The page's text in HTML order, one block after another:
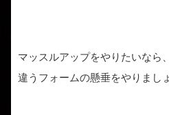
マッスルアップをやりたいなら
違うフォームの懸垂をやりまし